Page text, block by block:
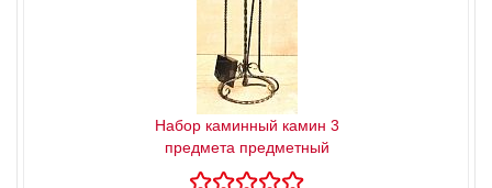
Набор каминный камин 3
предмета предметный